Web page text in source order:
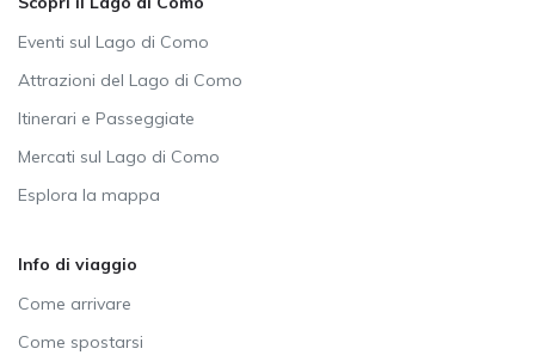
Eventi sul Lago di Como
Attrazioni del Lago di Como
Itinerari e Passeggiate
Mercati sul Lago di Como
Esplora la mappa
Info di viaggio
Come arrivare
Come spostarsi